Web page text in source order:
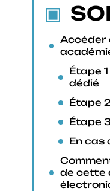
Accéder
Étape
dédié
Étape
Étape
En cas
de cette